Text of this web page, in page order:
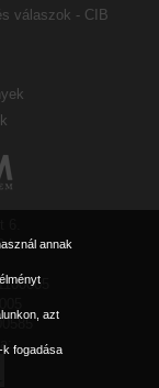
válaszok - CIB
annak
azt
k fogadása